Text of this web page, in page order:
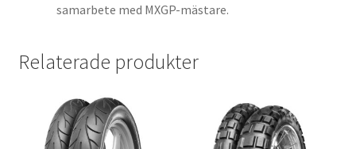
samarbete med MXGP-mästare.
Relaterade produkter